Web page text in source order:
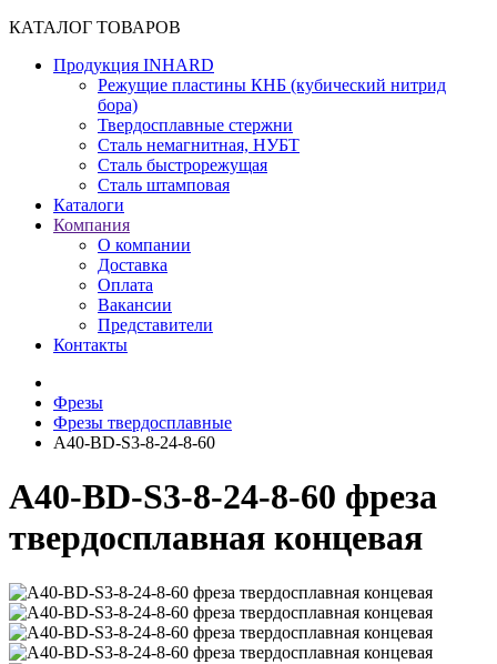
КАТАЛОГ ТОВАРОВ
Продукция INHARD
Режущие пластины КНБ (кубический нитрид
бора)
Твердосплавные стержни
Сталь немагнитная, НУБТ
Сталь быстрорежущая
Сталь штамповая
Каталоги
Компания
О компании
Доставка
Оплата
Вакансии
Представители
Контакты
Фрезы
Фрезы твердосплавные
A40-BD-S3-8-24-8-60
A40-BD-S3-8-24-8-60 фреза
твердосплавная концевая